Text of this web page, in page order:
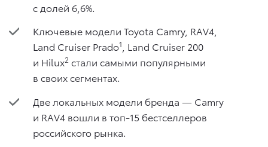
с долей 6,6%.
Ключевые модели Toyota Camry, RAV4,
Land Cruiser Prado1
, Land Cruiser 200
и Hilux2 стали самыми популярными
в своих сегментах.
Две локальных модели бренда — Camry
и RAV4 вошли в топ-15 бестселлеров
российского рынка.